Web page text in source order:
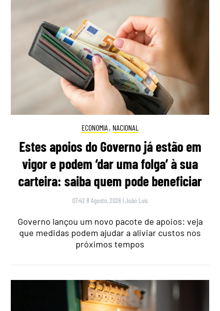
ECONOMIA , NACIONAL
Estes apoios do Governo já estão em
vigor e podem ‘dar uma folga’ à sua
carteira: saiba quem pode beneficiar
07:42 8 Agosto, 2026 |João Luís
Governo lançou um novo pacote de apoios: veja
que medidas podem ajudar a aliviar custos nos
próximos tempos